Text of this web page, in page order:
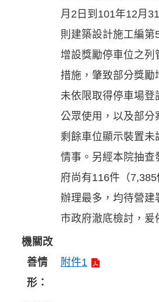
月2日到101年12月
則建築設計施工編第
增設獎勵停車位之列
措施，肇致部分獎勵
未依限取得停車場登
公眾使用，以及部分
剩餘車位顯示裝置未
情事。另經本院抽查
府尚有116件（
辦理最多，均待營建
市政府澈底檢討，爰
機關改
善情
形：
附件1